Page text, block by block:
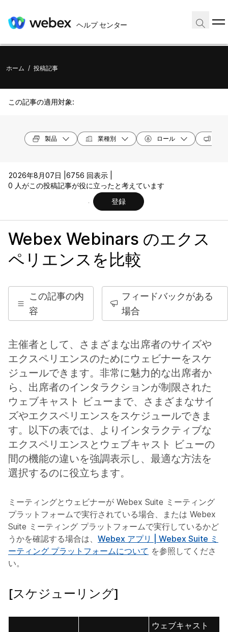
ヘルプ センター
ホーム / 投稿記事
この記事の適用対象:
製品 業種別 ロール
2026年8月07日 | 6756 回表示 |
0 人がこの投稿記事が役に立ったと考えています
登録
Webex Webinars のエクス
ペリエンスを比較
この記事の内
容
フィードバックがある
場合
主催者として、さまざまな出席者のサイズや
エクスペリエンスのためにウェビナーをスケ
ジュールできます。非常に魅力的な出席者か
ら、出席者のインタラクションが制限された
ウェブキャスト ビューまで、さまざまなサイ
ズやエクスペリエンスをスケジュールできま
す。以下の表では、よりインタラクティブな
エクスペリエンスとウェブキャスト ビューの
間の機能の違いを強調表示し、最適な方法を
選択するのに役立ちます。
ミーティングとウェビナーが Webex Suite ミーティング
プラットフォームで実行されている場合、または Webex
Suite ミーティング プラットフォームで実行しているかど
うかを確認する場合は、 Webex アプリ | Webex Suite ミ
ーティング プラットフォームについて を参照してくださ
い。
[スケジューリング]
ウェブキャスト